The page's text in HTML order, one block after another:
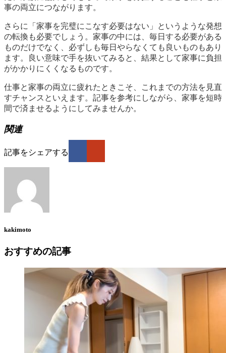
事の両立につながります。
さらに「家事を完璧にこなす必要はない」というような発想
の転換も必要でしょう。家事の中には、毎日する必要がある
ものだけでなく、必ずしも毎日やらなくても良いものもあり
ます。良い意味で手を抜いてみると、結果として家事に負担
がかかりにくくなるものです。
仕事と家事の両立に疲れたときこそ、これまでの方法を見直
すチャンスといえます。記事を参考にしながら、家事を短時
間で済ませるようにしてみませんか。
関連
記事をシェアする
kakimoto
おすすめの記事